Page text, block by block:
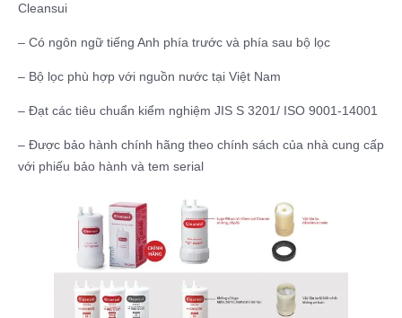
Cleansui
– Có ngôn ngữ tiếng Anh phía trước và phía sau bộ lọc
– Bộ lọc phù hợp với nguồn nước tại Việt Nam
– Đạt các tiêu chuẩn kiểm nghiệm JIS S 3201/ ISO 9001-14001
– Được bảo hành chính hãng theo chính sách của nhà cung cấp
với phiếu bảo hành và tem serial